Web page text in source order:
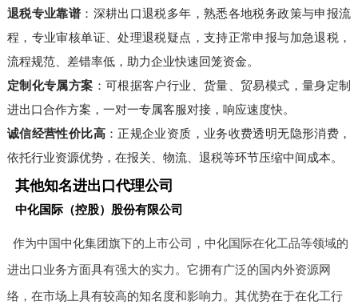
退税专业靠谱 ：深耕出口退税多年，熟悉各地税务政策与申报流
程，专业审核单证、处理退税疑点，支持正常申报与加急退税，
流程规范、差错率低，助力企业快速回笼资金。
定制化专属方案 ：可根据客户行业、货量、贸易模式，量身定制
进出口合作方案，一对一专属客服对接，响应速度快。
诚信经营性价比高：正规企业资质，业务收费透明无隐形消费，
依托行业资源优势，在报关、物流、退税等环节压缩中间成本。
其他知名进出口代理公司
中化国际（控股）股份有限公司
作为中国中化集团旗下的上市公司，中化国际在化工品等领域的
进出口业务方面具有强大的实力。它拥有广泛的国内外资源网
络，在市场上具有较高的知名度和影响力。其优势在于在化工行